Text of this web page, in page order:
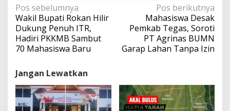
N
a
v
i
g
a
i
p
o
s
Pos sebelumnya
Wakil Bupati Rokan Hilir
Dukung Penuh ITR,
Hadiri PKKMB Sambut
70 Mahasiswa Baru
Pos berikutnya
Mahasiswa Desak
Pemkab Tegas, Soroti
PT Agrinas BUMN
Garap Lahan Tanpa Izin
Jangan Lewatkan